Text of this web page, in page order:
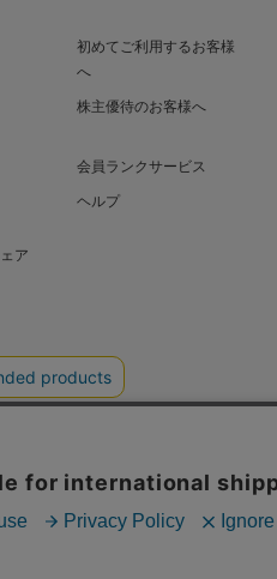
ア
初めてご利用するお客様
へ
株主優待のお客様へ
会員ランクサービス
ヘルプ
SHEL’TTER GREEN